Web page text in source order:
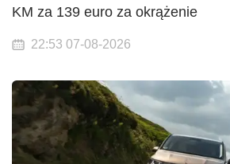
KM za 139 euro za okrążenie
22:53 07-08-2026